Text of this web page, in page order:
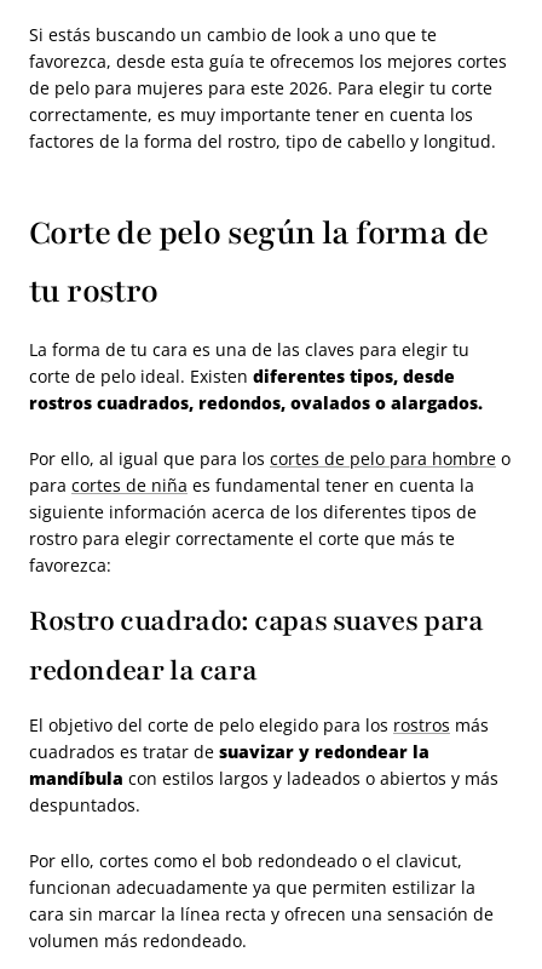
Si estás buscando un cambio de look a uno que te
favorezca, desde esta guía te ofrecemos los mejores cortes
de pelo para mujeres para este 2026. Para elegir tu corte
correctamente, es muy importante tener en cuenta los
factores de la forma del rostro, tipo de cabello y longitud.
Corte de pelo según la forma de
tu rostro
La forma de tu cara es una de las claves para elegir tu
corte de pelo ideal. Existen diferentes tipos, desde
rostros cuadrados, redondos, ovalados o alargados.
Por ello, al igual que para los cortes de pelo para hombre o
para cortes de niña es fundamental tener en cuenta la
siguiente información acerca de los diferentes tipos de
rostro para elegir correctamente el corte que más te
favorezca:
Rostro cuadrado: capas suaves para
redondear la cara
El objetivo del corte de pelo elegido para los rostros más
cuadrados es tratar de suavizar y redondear la
mandíbula con estilos largos y ladeados o abiertos y más
despuntados.
Por ello, cortes como el bob redondeado o el clavicut,
funcionan adecuadamente ya que permiten estilizar la
cara sin marcar la línea recta y ofrecen una sensación de
volumen más redondeado.